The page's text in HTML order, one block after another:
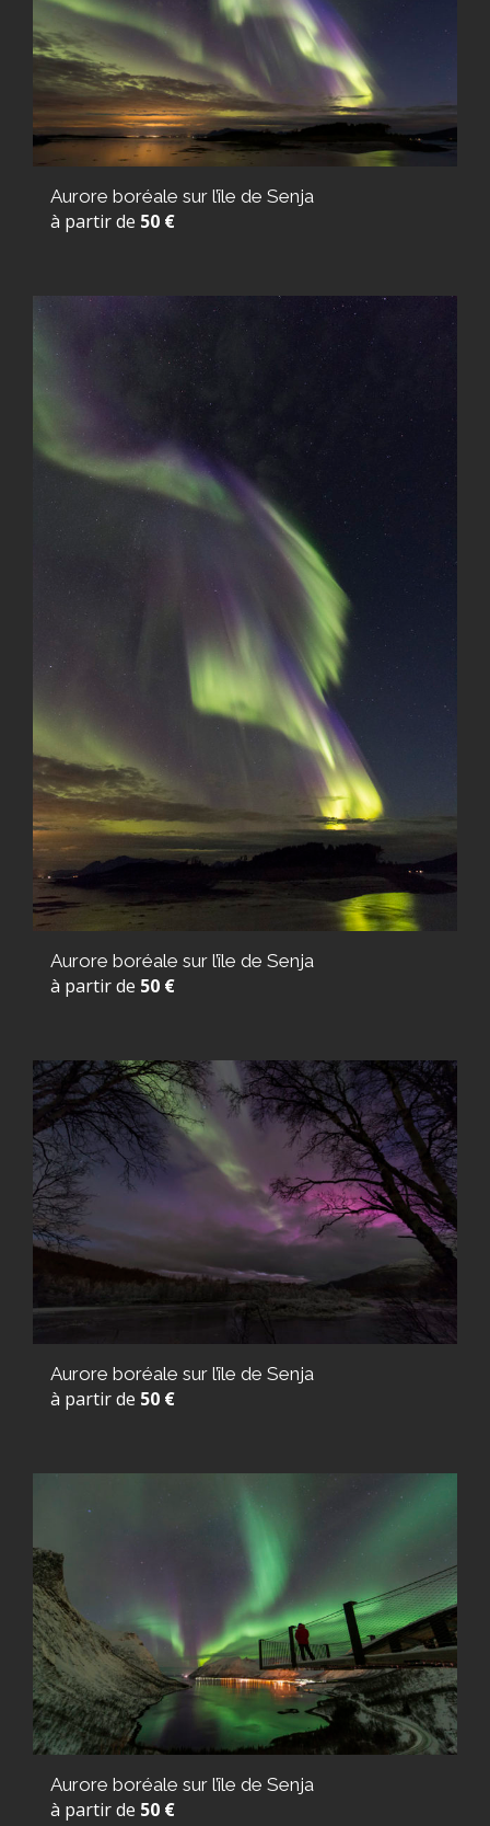
Aurore boréale sur l’île de Senja
à partir de 50 €
Aurore boréale sur l’île de Senja
à partir de 50 €
Aurore boréale sur l’île de Senja
à partir de 50 €
Aurore boréale sur l’île de Senja
à partir de 50 €